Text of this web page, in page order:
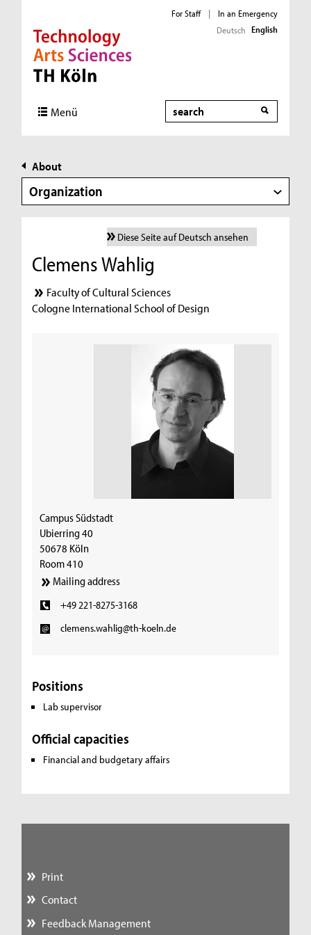
Direkt zur Hauptnavigation
Direkt zur Subnavigation
Direkt zum Inhalt
Direkt zum Fußbereich
For Staff |
In an Emergency
Deutsch English
Menü Search
About
Organization
Diese Seite auf Deutsch ansehen
Clemens Wahlig
Faculty of Cultural Sciences
Cologne International School of Design
Campus Südstadt
Ubierring 40
50678 Köln
Room 410
Mailing address
+49 221-8275-3168
clemens.wahlig@th-koeln.de
Positions
Lab supervisor
Official capacities
Financial and budgetary affairs
Print
Contact
Feedback Management